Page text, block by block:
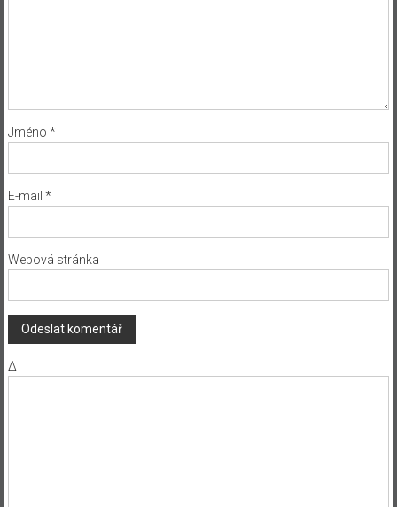
Jméno *
E-mail *
Webová stránka
Δ